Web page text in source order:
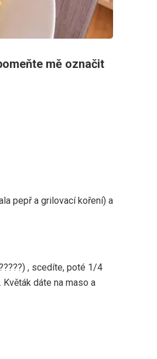
mě označit
pepř a grilovací koření) a
, scedíte, poté 1/4
dáte na maso a